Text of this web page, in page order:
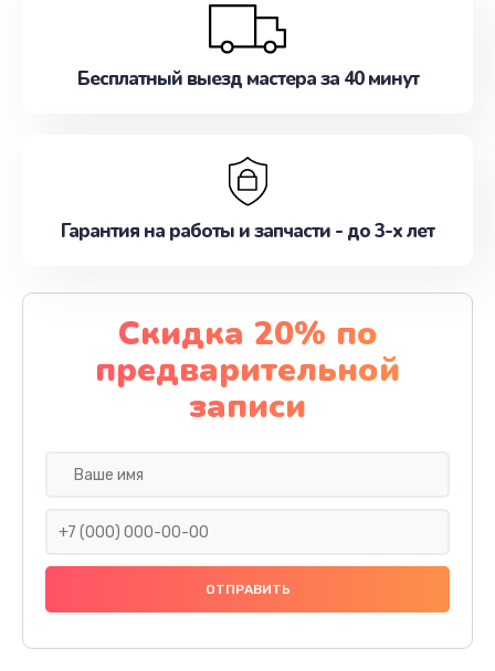
Бесплатный выезд мастера за 40 минут
Гарантия на работы и запчасти - до 3-х лет
Скидка 20% по
предварительной
записи